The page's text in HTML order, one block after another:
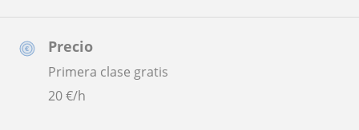
Precio
Primera clase gratis
20€/h